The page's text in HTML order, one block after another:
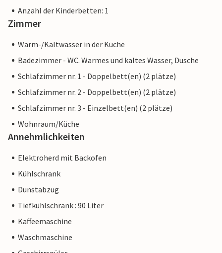
Anzahl der Kinderbetten: 1
Zimmer
Warm-/Kaltwasser in der Küche
Badezimmer - WC. Warmes und kaltes Wasser, Dusche
Schlafzimmer nr. 1 - Doppelbett(en) (2 plätze)
Schlafzimmer nr. 2 - Doppelbett(en) (2 plätze)
Schlafzimmer nr. 3 - Einzelbett(en) (2 plätze)
Wohnraum/Küche
Annehmlichkeiten
Elektroherd mit Backofen
Kühlschrank
Dunstabzug
Tiefkühlschrank : 90 Liter
Kaffeemaschine
Waschmaschine